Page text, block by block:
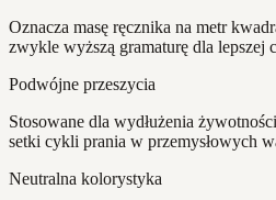
Oznacza masę ręcznika na metr
zwykle wyższą gramaturę dla lepszej
Podwójne przeszycia
Stosowane dla wydłużenia
setki cykli prania w przemysłowych
Neutralna kolorystyka